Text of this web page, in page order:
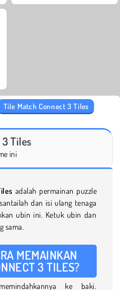
Tile Match Connect 3 Tiles
Tiles
ini
adalah permainan puzzle
dan isi ulang tenaga
ubin ini. Ketuk ubin dan
sama.
MEMAINKAN
3 TILES?
ke baki.